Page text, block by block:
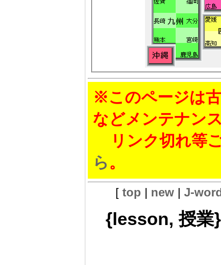
※このページは
などメンテナン
リンク切れ等
ら。
[ top | new| J-
{lesson, 授業